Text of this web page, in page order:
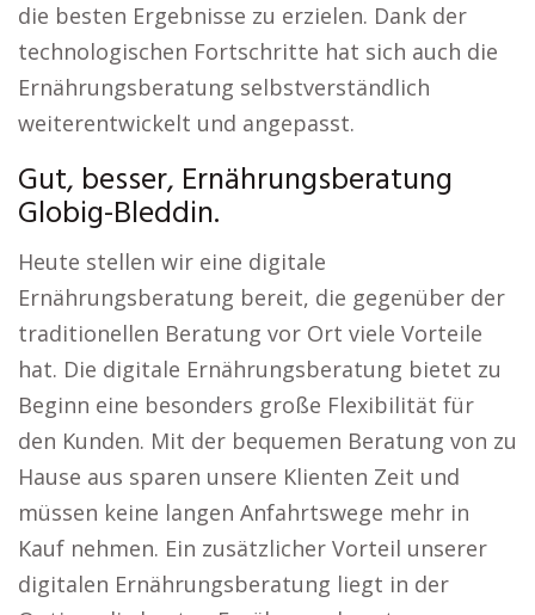
die besten Ergebnisse zu erzielen. Dank der
technologischen Fortschritte hat sich auch die
Ernährungsberatung selbstverständlich
weiterentwickelt und angepasst.
Gut, besser, Ernährungsberatung
Globig-Bleddin.
Heute stellen wir eine digitale
Ernährungsberatung bereit, die gegenüber der
traditionellen Beratung vor Ort viele Vorteile
hat. Die digitale Ernährungsberatung bietet zu
Beginn eine besonders große Flexibilität für
den Kunden. Mit der bequemen Beratung von zu
Hause aus sparen unsere Klienten Zeit und
müssen keine langen Anfahrtswege mehr in
Kauf nehmen. Ein zusätzlicher Vorteil unserer
digitalen Ernährungsberatung liegt in der